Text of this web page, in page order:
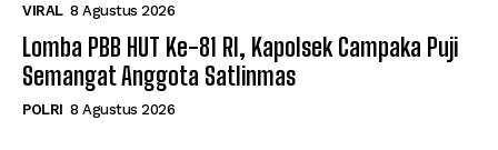
VIRAL 8 Agustus 2026
Lomba PBB HUT Ke-81 RI, Kapolsek Campaka Puji
Semangat Anggota Satlinmas
POLRI 8 Agustus 2026